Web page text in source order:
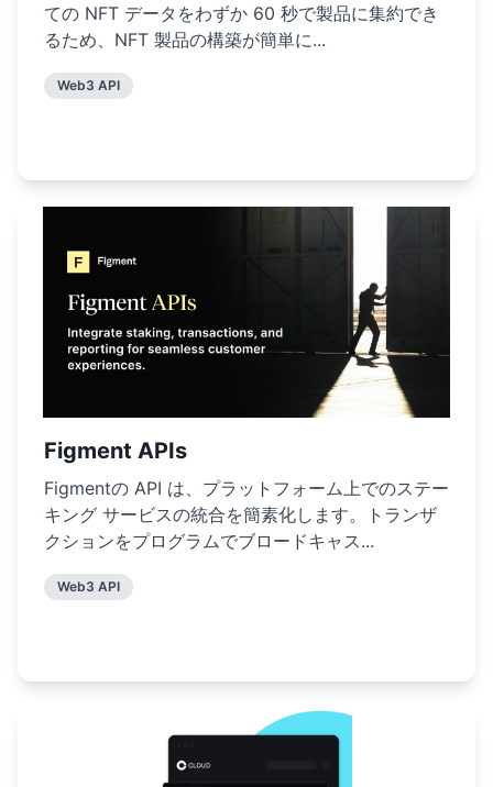
ての NFT データをわずか 60 秒で製品に集約でき
るため、NFT 製品の構築が簡単に...
Web3 API
Figment APIs
Figmentの API は、プラットフォーム上でのステー
キング サービスの統合を簡素化します。トランザ
クションをプログラムでブロードキャス...
Web3 API